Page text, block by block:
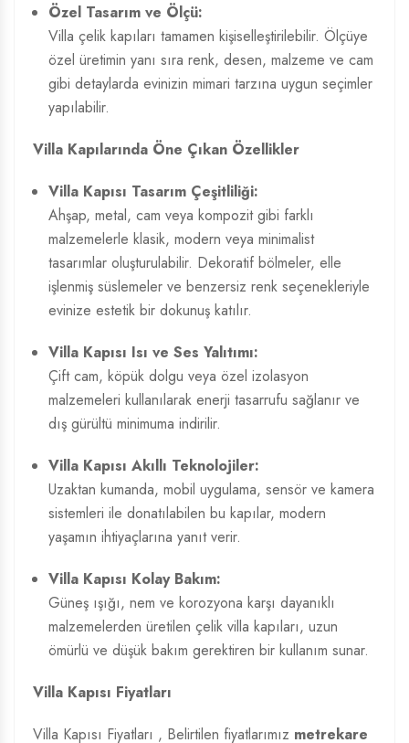
Özel Tasarım ve Ölçü:
Villa çelik kapıları tamamen kişiselleştirilebilir. Ölçüye
özel üretimin yanı sıra renk, desen, malzeme ve cam
gibi detaylarda evinizin mimari tarzına uygun seçimler
yapılabilir.
Villa Kapılarında Öne Çıkan Özellikler
Villa Kapısı Tasarım Çeşitliliği:
Ahşap, metal, cam veya kompozit gibi farklı
malzemelerle klasik, modern veya minimalist
tasarımlar oluşturulabilir. Dekoratif bölmeler, elle
işlenmiş süslemeler ve benzersiz renk seçenekleriyle
evinize estetik bir dokunuş katılır.
Villa Kapısı Isı ve Ses Yalıtımı:
Çift cam, köpük dolgu veya özel izolasyon
malzemeleri kullanılarak enerji tasarrufu sağlanır ve
dış gürültü minimuma indirilir.
Villa Kapısı Akıllı Teknolojiler:
Uzaktan kumanda, mobil uygulama, sensör ve kamera
sistemleri ile donatılabilen bu kapılar, modern
yaşamın ihtiyaçlarına yanıt verir.
Villa Kapısı Kolay Bakım:
Güneş ışığı, nem ve korozyona karşı dayanıklı
malzemelerden üretilen çelik villa kapıları, uzun
ömürlü ve düşük bakım gerektiren bir kullanım sunar.
Villa Kapısı Fiyatları
Villa Kapısı Fiyatları , Belirtilen fiyatlarımız metrekare